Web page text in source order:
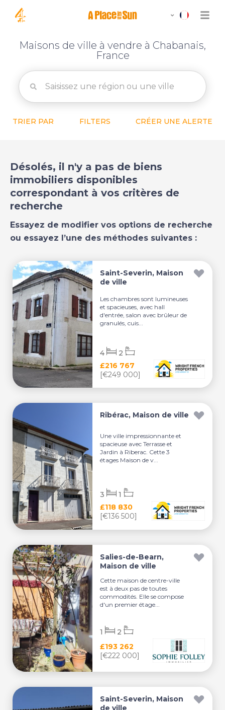
Maisons de ville à vendre à Chabanais,
France
TRIER PAR FILTERS CRÉER UNE ALERTE
Désolés, il n'y a pas de biens
immobiliers disponibles
correspondant à vos critères de
recherche
Essayez de modifier vos options de recherche
ou essayez l’une des méthodes suivantes :
Saint-Severin, Maison
de ville
Les chambres sont lumineuses
et spacieuses, avec hall
d'entrée, salon avec brûleur de
granulés, cuis...
£216 767
[€249 000]
4 2
Ribérac, Maison de ville
Une ville impressionnante et
spacieuse avec Terrasse et
Jardin à Riberac. Cette 3
étages Maison de v...
£118 830
[€136 500]
3 1
Salies-de-Bearn,
Maison de ville
Cette maison de centre-ville
est à deux pas de toutes
commodités. Elle se compose
d'un premier étage...
£193 262
[€222 000]
1 2
Saint-Severin, Maison
de ville